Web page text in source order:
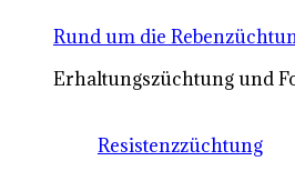
Rund um die
Erhaltungszüchtung und
Resistenzzüchtung